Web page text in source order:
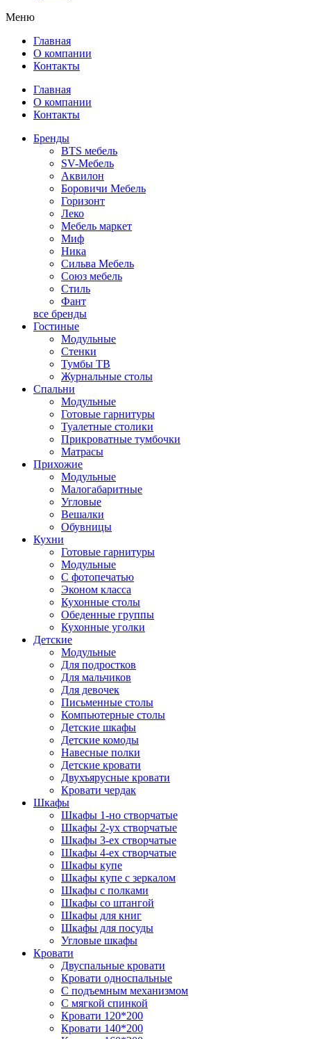
Меню
Главная
О компании
Контакты
Главная
О компании
Контакты
Бренды
BTS мебель
SV-Мебель
Аквилон
Боровичи Мебель
Горизонт
Леко
Мебель маркет
Миф
Ника
Сильва Мебель
Союз мебель
Стиль
Фант
все бренды
Гостиные
Модульные
Стенки
Тумбы ТВ
Журнальные столы
Спальни
Модульные
Готовые гарнитуры
Туалетные столики
Прикроватные тумбочки
Матрасы
Прихожие
Модульные
Малогабаритные
Угловые
Вешалки
Обувницы
Кухни
Готовые гарнитуры
Модульные
С фотопечатью
Эконом класса
Кухонные столы
Обеденные группы
Кухонные уголки
Детские
Модульные
Для подростков
Для мальчиков
Для девочек
Письменные столы
Компьютерные столы
Детские шкафы
Детские комоды
Навесные полки
Детские кровати
Двухъярусные кровати
Кровати чердак
Шкафы
Шкафы 1-но створчатые
Шкафы 2-ух створчатые
Шкафы 3-ех створчатые
Шкафы 4-ех створчатые
Шкафы купе
Шкафы купе с зеркалом
Шкафы с полками
Шкафы со штангой
Шкафы для книг
Шкафы для посуды
Угловые шкафы
Кровати
Двуспальные кровати
Кровати односпальные
С подъемным механизмом
С мягкой спинкой
Кровати 120*200
Кровати 140*200